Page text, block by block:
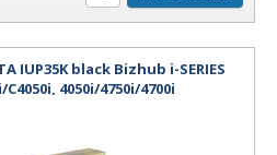
IUP35K black Bizhub i-SERIES
C4050i, 4050i/4750i/4700i